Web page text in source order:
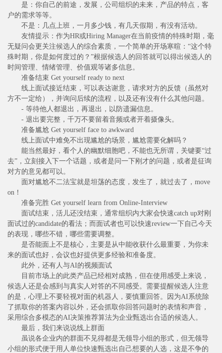
是：你自己的前途，发展，公司组织的未来，产品的特点，客
户的需求等等。
不是：几点上班，一月多少钱，有几天假期，有没有活动。
友情提示：作为HR或Hiring Manager在当前疫情的特殊时期，毫
无疑问会更关注候选人的综合素质，一个简单的开场寒暄：“这个特
殊时期，你是如何度过的？”根据候选人的回答就可以得出候选人的
时间管理、情绪管理、价值观等诸多信息。
准备结束 Get yourself ready to next
线上面试接近结束，可以表达谢意，请求对方的反馈（虽然对
方不一定给），并询问后续的流程，以及还有没有什么其他问题。
- 等待他人都退出，再退出，以防遗漏信息。
- 退出要完整，千万不要留着音频或者开着摄像头。
准备尴尬 Get yourself face to awkward
线上面试中难免不出现尴尬的场景，尴尬需要化解吗？
能当然最好，看个人的幽默细胞吧，不能也无所谓，关键要“过
去”，立刻接入下一个话题，或者是问一下刚才的问题，或者是征询
对方的意见都可以。
面对尴尬不二法宝就是坦荡的态度，发生了，就过去了，move
on！
准备完胜 Get yourself learn from Online-Interview
面试结束，活儿还没结束，通常组织内大家会快速catch up对刚
面试过的candidate的看法；而面试者也可以快速review一下自己今天
的表现，哪些不错，哪些需要调整。
是否能面上不是核心，主要是从中能收获什么最重要，为你未
来的面试也好，会议也好提供更多经验和准备度。
此外，还有人与AI的视频面试
目前市场上的此类产品已经相对成熟，但在使用感受上来说，
候选人还是会感到与真实人对答的不同感受。需要提醒候选人注意
的是，心理上不要轻视对面的机器人，要慎重回答。因为AI系统除
了抓取你的答案内容以外，还会抓取你回答问题时的表情和声音，
采用综合多模态的AI决策推荐算法为企业甄选出合适的候选人。
最后，我们来说说线上群面
虽说各企业内的群面不见得都是无领导小组的形式，但无领导
小组的形式便于用人单位快速甄选出自己想要的人选，这是不争的